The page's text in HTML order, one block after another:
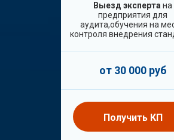
Выезд эксперта на
предприятия для
аудита,обучения на
контроля внедрения
от 30 000 руб
Получить КП